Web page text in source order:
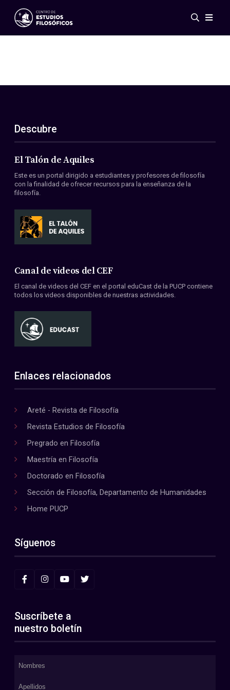
Eventos
ES
EN
Acerca de nosotros
Miembros
Convenios
Descubre
El Talón de Aquiles
Este es un portal dirigido a estudiantes y profesores de filosofía
con la finalidad de ofrecer recursos para la enseñanza de la
filosofía.
Canal de videos del CEF
El canal de videos del CEF en el portal eduCast de la PUCP contiene
todos los videos disponibles de nuestras actividades.
Enlaces relacionados
Areté - Revista de Filosofía
Revista Estudios de Filosofía
Pregrado en Filosofía
Maestría en Filosofía
Doctorado en Filosofía
Sección de Filosofía, Departamento de Humanidades
Home PUCP
Síguenos
Suscríbete a
nuestro boletín